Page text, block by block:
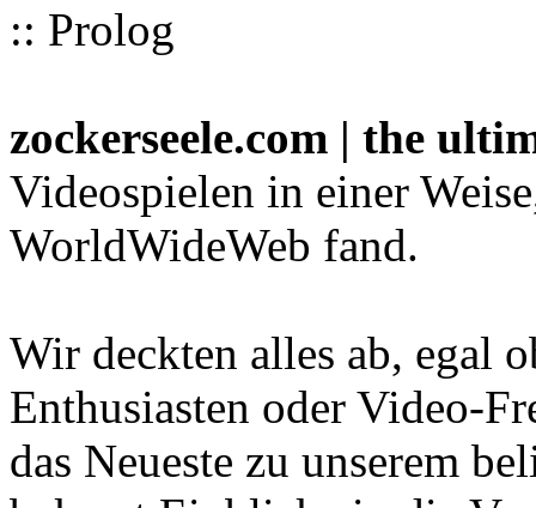
:: Prolog
zockerseele.com | the
Videospielen in einer
WorldWideWeb fand.
Wir deckten alles ab, egal
Enthusiasten oder Video-
das Neueste zu unserem